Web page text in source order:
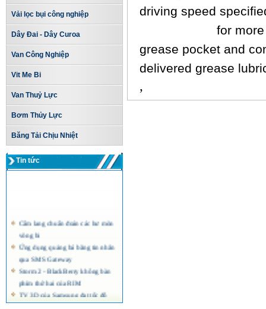
Vải lọc bụi công nghiệp
Dây Đai - Dây Curoa
Van Công Nghiệp
Vit Me Bi
Van Thuỷ Lực
Bơm Thủy Lực
Băng Tải Chịu Nhiệt
Tin tức
Cẩm lang chuẩn đoán các hư mòn
vòng bi
Ứng dụng quảng bá bằng tin nhắn
qua SMS Gateway
Storm 2 - BlackBerry không bàn
phím thứ hai của RIM
TV 3D của Samsung đạt tốc độ
quét hình 240 Hz
driving speed
for
grease pocket and
delivered grease
,